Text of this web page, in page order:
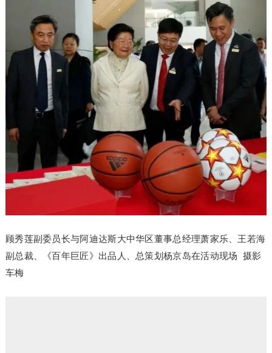
顾秀莲副委员长与阿迪达斯大中华区董事总经理萧家乐、王若海
副总裁、《百年巨匠》出品人、总策划杨京岛在活动现场 摄影
车梅